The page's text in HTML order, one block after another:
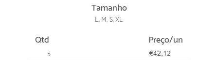
Tamanho
L, M, S, XL
Qtd Preço/un
5 €42,12